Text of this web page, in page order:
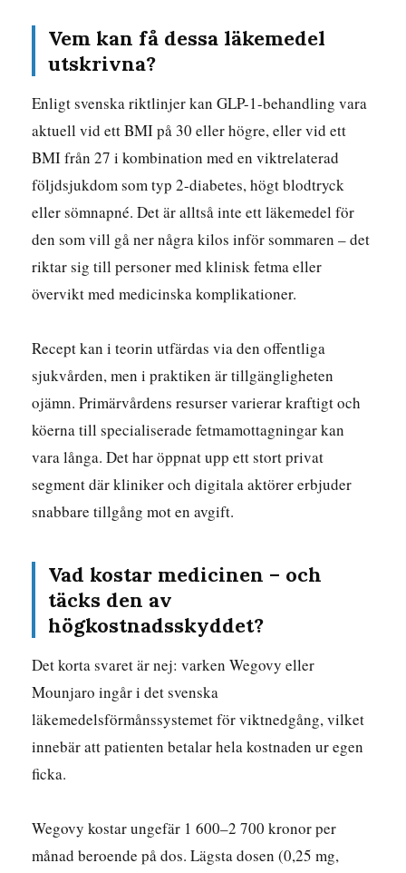
Vem kan få dessa läkemedel
utskrivna?
Enligt svenska riktlinjer kan GLP-1-behandling vara
aktuell vid ett BMI på 30 eller högre, eller vid ett
BMI från 27 i kombination med en viktrelaterad
följdsjukdom som typ 2-diabetes, högt blodtryck
eller sömnapné. Det är alltså inte ett läkemedel för
den som vill gå ner några kilos inför sommaren – det
riktar sig till personer med klinisk fetma eller
övervikt med medicinska komplikationer.
Recept kan i teorin utfärdas via den offentliga
sjukvården, men i praktiken är tillgängligheten
ojämn. Primärvårdens resurser varierar kraftigt och
köerna till specialiserade fetmamottagningar kan
vara långa. Det har öppnat upp ett stort privat
segment där kliniker och digitala aktörer erbjuder
snabbare tillgång mot en avgift.
Vad kostar medicinen – och
täcks den av
högkostnadsskyddet?
Det korta svaret är nej: varken Wegovy eller
Mounjaro ingår i det svenska
läkemedelsförmånssystemet för viktnedgång, vilket
innebär att patienten betalar hela kostnaden ur egen
ficka.
Wegovy kostar ungefär 1 600–2 700 kronor per
månad beroende på dos. Lägsta dosen (0,25 mg,